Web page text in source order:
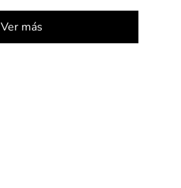
Ver más